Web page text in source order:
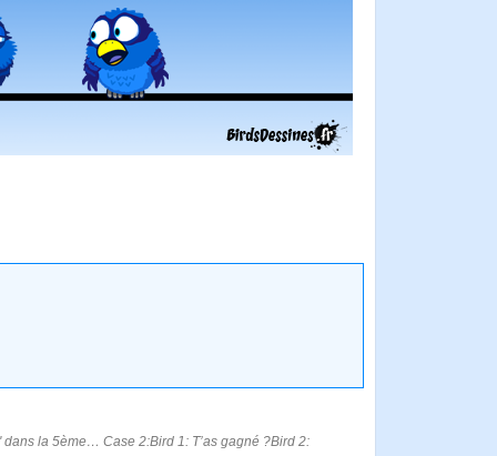
la 5ème… Case 2:Bird 1: T’as gagné ?Bird 2: